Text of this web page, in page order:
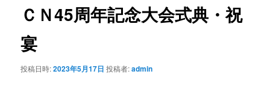
ー
シ
ＣＮ45周年記念大会式典・祝
宴
投稿日時:2023年5月17日 投稿者:admin